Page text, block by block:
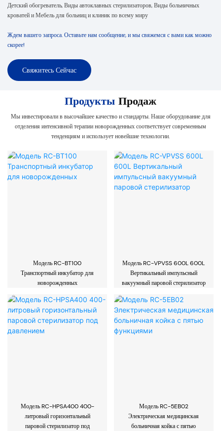
Детский обогреватель, Виды автоклавных стерилизаторов, Виды больничных
кроватей и Мебель для больниц и клиник по всему миру
Ждем вашего запроса. Оставьте нам сообщение, и мы свяжемся с вами как можно
скорее!
Свяжитесь Сейчас
Продукты Продаж
Мы инвестировали в высочайшее качество и стандарты. Наше оборудование для
отделения интенсивной терапии новорожденных соответствует современным
тенденциям и использует новейшие технологии.
Модель RC-BT100
Транспортный инкубатор для
новорожденных
Модель RC-VPVSS 600L 600L
Вертикальный импульсный
вакуумный паровой стерилизатор
Модель RC-HPSA400 400-
литровый горизонтальный
паровой стерилизатор под
Модель RC-5EB02
Электрическая медицинская
больничная койка с пятью